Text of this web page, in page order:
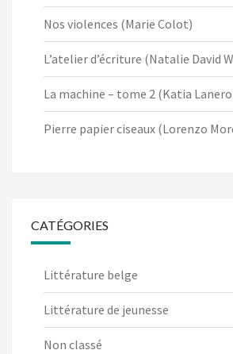
Nos violences (Marie Colot)
L’atelier d’écriture (Natalie David
La machine – tome 2 (Katia
Pierre papier ciseaux (Lorenzo
CATÉGORIES
Littérature belge
Littérature de jeunesse
Non classé